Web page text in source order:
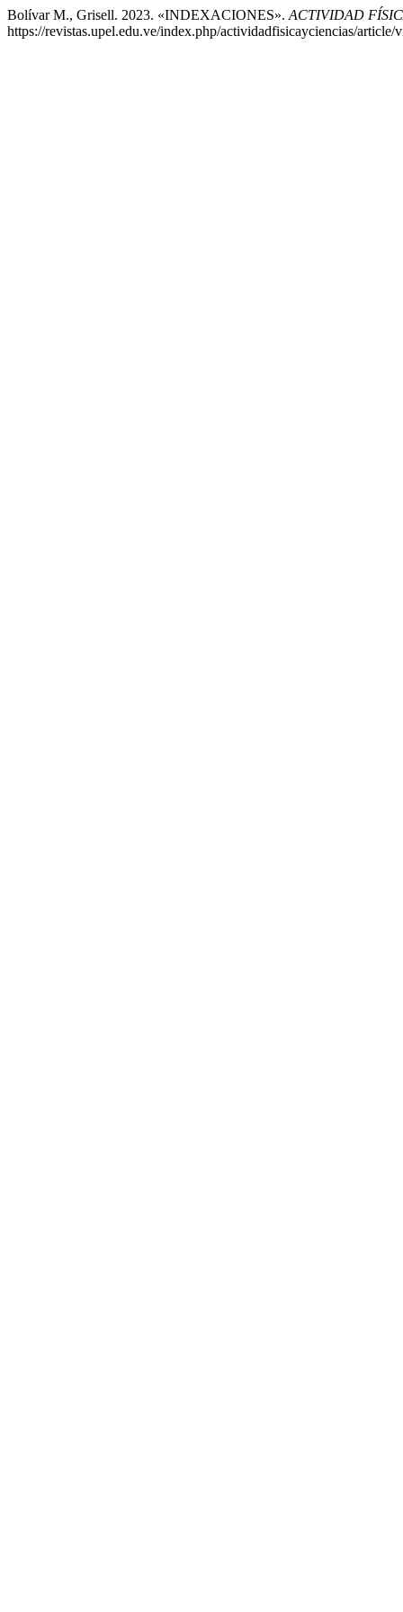
Bolívar M., Grisell. 2023. «INDEXACIONES». ACTIVIDAD
https://revistas.upel.edu.ve/index.php/actividadfisicayciencias/article/